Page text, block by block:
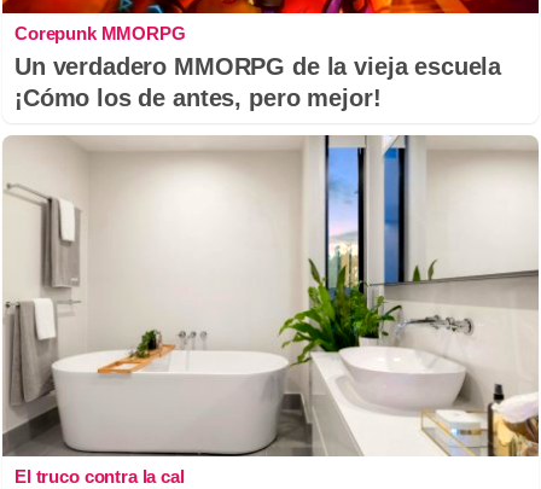
Corepunk MMORPG
Un verdadero MMORPG de la vieja escuela
¡Cómo los de antes, pero mejor!
El truco contra la cal